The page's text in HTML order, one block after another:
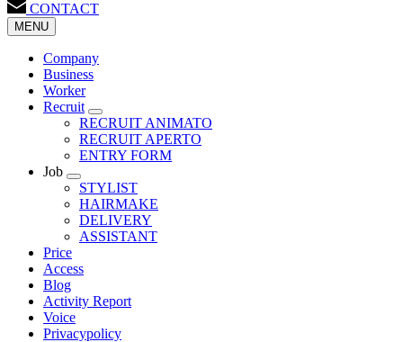
CONTACT
MENU
Company
Business
Worker
Recruit
RECRUIT ANIMATO
RECRUIT APERTO
ENTRY FORM
Job
STYLIST
HAIRMAKE
DELIVERY
ASSISTANT
Price
Access
Blog
Activity Report
Voice
Privacypolicy